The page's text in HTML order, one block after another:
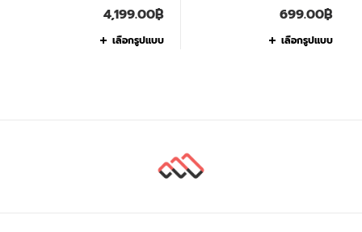
4,199.00฿
เลือกรูปแบบ
699.00฿
เลือกรูปแบบ